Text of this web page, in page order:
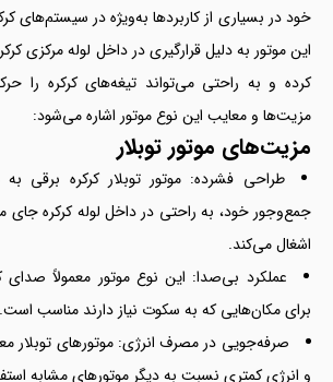
خود در بسیاری از کاربردها به‌ویژه در سیستم‌های
این موتور به دلیل قرارگیری در داخل لوله مرکزی
کرده و به راحتی می‌تواند تیغه‌های کرکره را
مزیت‌ها و معایب این نوع موتور اشاره می‌شود:
مزیت‌های موتور توبلار
طراحی فشرده: موتور توبلار کرکره برقی به
جمع‌وجور خود، به راحتی در داخل لوله کرکره جای
اشغال می‌کند.
عملکرد بی‌صدا: این نوع موتور معمولاً صدای
برای مکان‌هایی که به سکوت نیاز دارند مناسب است.
صرفه‌جویی در مصرف انرژی: موتورهای توبلار
و انرژی کمتری نسبت به دیگر موتورهای مشابه